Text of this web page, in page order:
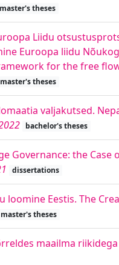
master's theses
Liidu
Euroopa liidu
for the free
master's theses
valjakutsed.
bachelor's theses
Governance: the
dissertations
Eestis. The
master's theses
maailma